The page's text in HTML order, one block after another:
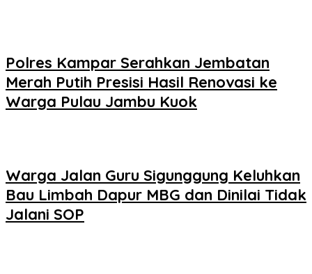
Polres Kampar Serahkan Jembatan
Merah Putih Presisi Hasil Renovasi ke
Warga Pulau Jambu Kuok
Warga Jalan Guru Sigunggung Keluhkan
Bau Limbah Dapur MBG dan Dinilai Tidak
Jalani SOP